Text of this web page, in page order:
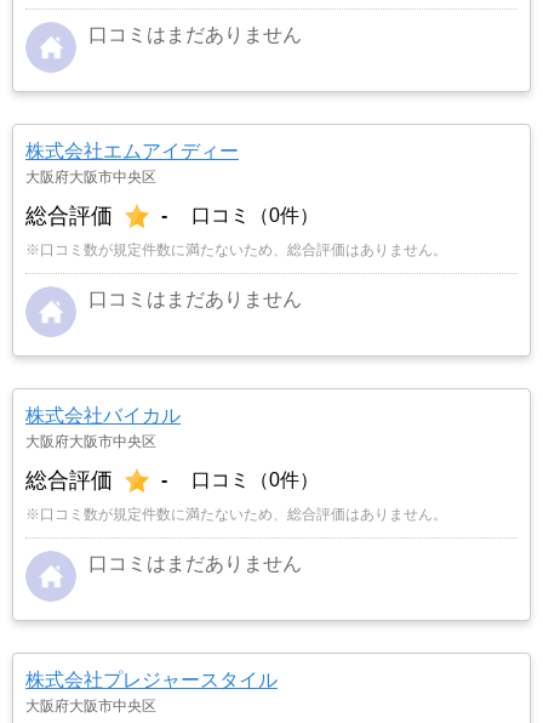
口コミはまだありません
株式会社エムアイディー
大阪府大阪市中央区
総合評価 - 口コミ（0件）
※口コミ数が規定件数に満たないため、総合評価はありません。
口コミはまだありません
株式会社バイカル
大阪府大阪市中央区
総合評価 - 口コミ（0件）
※口コミ数が規定件数に満たないため、総合評価はありません。
口コミはまだありません
株式会社プレジャースタイル
大阪府大阪市中央区